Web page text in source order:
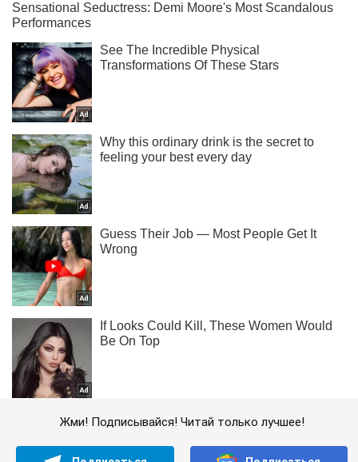
Жми! Подписывайся! Читай только лучшее!